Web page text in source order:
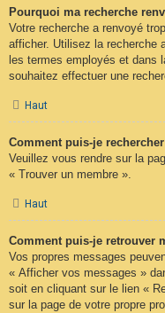
Pourquoi ma recherche
Votre recherche a renvoyé
afficher. Utilisez la recherche
les termes employés et dans
souhaitez effectuer une
Haut
Comment puis-je
Veuillez vous rendre sur la
« Trouver un membre ».
Haut
Comment puis-je retrouver
Vos propres messages
« Afficher vos messages »
soit en cliquant sur le lien «
sur la page de votre propre